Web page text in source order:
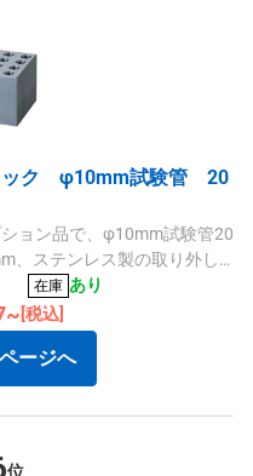
ック φ10mm試験管 20
ョン品で、φ10mm試験管20
、ステンレス製の取り外し
ます。
在庫 あり
[税込]
ージへ
位